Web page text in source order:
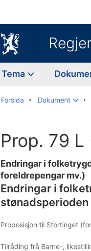
Tema
Forsida Dokument
Prop. 79 L
Endringar i
foreldrepengar mv.)
Endringar i
Proposisjon til Stortinget
Tilråding frå Barne-,